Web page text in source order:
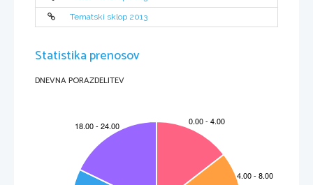
Tematski sklop 2013
Statistika prenosov
DNEVNA PORAZDELITEV